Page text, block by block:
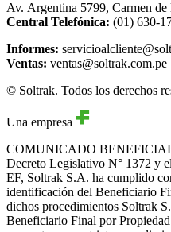
Av. Argentina 5799, Carmen
Central Telefónica: (01) 630-
Informes:
Ventas: ventas@soltrak.com.pe
© Soltrak. Todos los derechos
Una empresa
COMUNICADO
Decreto Legislativo N° 1372 y
EF, Soltrak S.A. ha cumplido
identificación del Beneficiario
dichos procedimientos Soltrak
Beneficiario Final por